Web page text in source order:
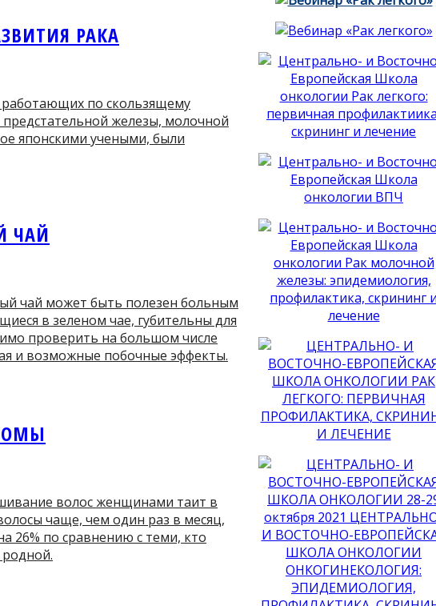
РАКА
по скользящему
железы, молочной
японскими учеными, были
ЧАЙ
чай может быть полезен больным
в зеленом чае, губительны для
проверить на большом числе
и возможные побочные эффекты.
волос женщинами таит в
чаще, чем один раз в месяц,
26% по сравнению с теми, кто